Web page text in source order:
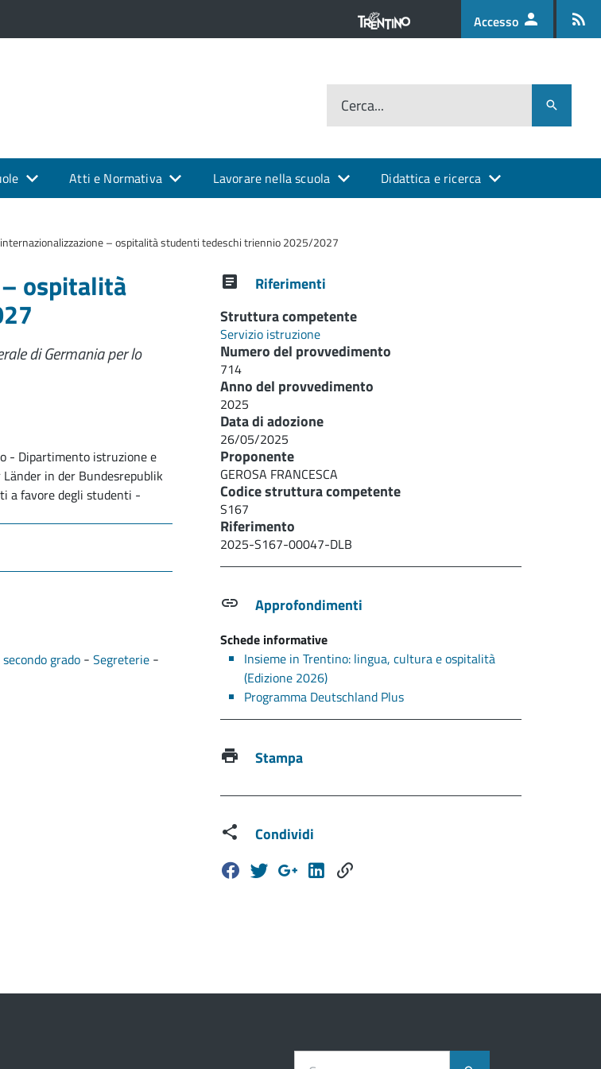
Accesso
Cerca...
Atti e Normativa Lavorare nella scuola Didattica e ricerca
– ospitalità studenti tedeschi triennio 2025/2027
ospitalità
di Germania per lo
- Dipartimento istruzione e
in der Bundesrepublik
a favore degli studenti -
grado - Segreterie -
Riferimenti
Struttura competente
Servizio istruzione
Numero del provvedimento
714
Anno del provvedimento
2025
Data di adozione
26/05/2025
Proponente
GEROSA FRANCESCA
Codice struttura competente
S167
Riferimento
2025-S167-00047-DLB
Approfondimenti
Schede informative
Insieme in Trentino: lingua, cultura e ospitalità
(Edizione 2026)
Programma Deutschland Plus
Stampa
Condividi